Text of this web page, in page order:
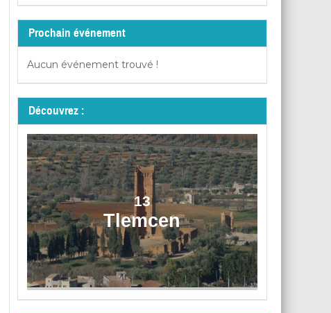
Prochain événement
Aucun événement trouvé !
Découvrez :
13
Tlemcen